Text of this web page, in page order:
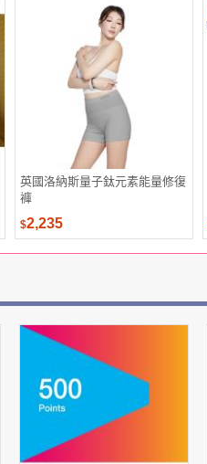
英國洛納斯量子鈦元素能量修復
褲
$2,235